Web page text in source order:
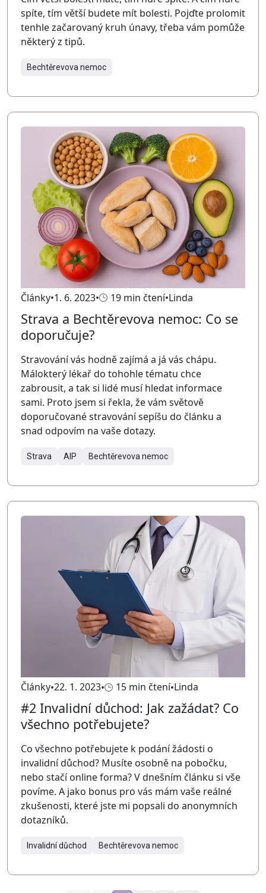
spíte, tím větší budete mít bolesti. Pojďte prolomit
tenhle začarovaný kruh únavy, třeba vám pomůže
některý z tipů.
Bechtěrevova nemoc
Články 1. 6. 2023 19 min čtení Linda
Strava a Bechtěrevova nemoc: Co se
doporučuje?
Stravování vás hodně zajímá a já vás chápu.
Málokterý lékař do tohohle tématu chce
zabrousit, a tak si lidé musí hledat informace
sami. Proto jsem si řekla, že vám světově
doporučované stravování sepíšu do článku a
snad odpovím na vaše dotazy.
Strava AIP Bechtěrevova nemoc
Články 22. 1. 2023 15 min čtení Linda
#2 Invalidní důchod: Jak zažádat? Co
všechno potřebujete?
Co všechno potřebujete k podání žádosti o
invalidní důchod? Musíte osobně na pobočku,
nebo stačí online forma? V dnešním článku si vše
povíme. A jako bonus pro vás mám vaše reálné
zkušenosti, které jste mi popsali do anonymních
dotazníků.
Invalidní důchod Bechtěrevova nemoc